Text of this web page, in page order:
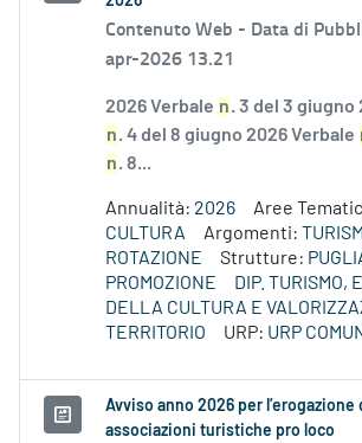
Contenuto Web - Data di
apr-2026 13.21
2026 Verbale n. 3 del 3 giugno
n. 4 del 8 giugno 2026 Verbale
n. 8...
Annualità: 2026 Aree
CULTURA
Argomenti:
ROTAZIONE
Strutture:
PROMOZIONE
DIP. TURISMO,
DELLA CULTURA E
TERRITORIO
URP: URP
Avviso anno 2026 per
associazioni turistiche pro loco